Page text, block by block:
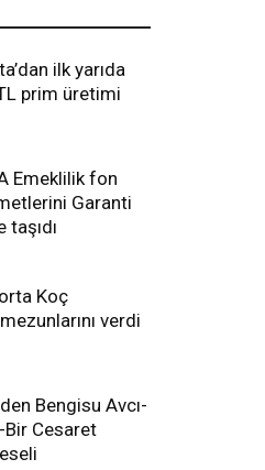
ilk yarıda
prim üretimi
Emeklilik fon
Garanti
taşıdı
Koç
verdi
Bengisu Avcı-
Bir Cesaret